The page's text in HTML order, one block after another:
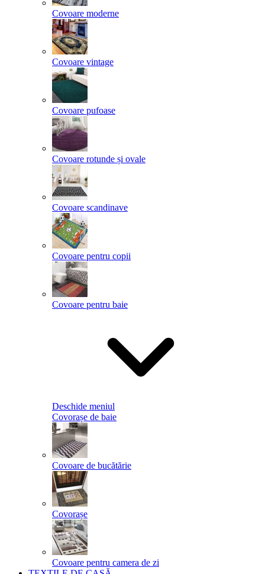
Covoare moderne
Covoare vintage
Covoare pufoase
Covoare rotunde și ovale
Covoare scandinave
Covoare pentru copii
Covoare pentru baie
Deschide meniul
Covorașe de baie
Covoare de bucătărie
Covorașe
Covoare pentru camera de zi